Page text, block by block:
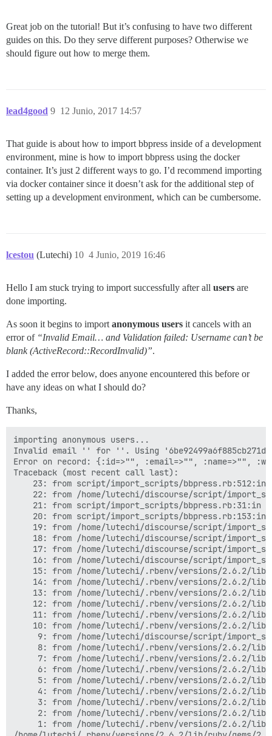
Great job on the tutorial! But it’s confusing to have two different
guides on this. Do they serve different purposes? Otherwise we
should figure out how to merge them.
lead4good 12 Junio, 2017 14:57
9
That guide is about how to import bbpress inside of a development
environment, mine is how to import bbpress using the docker
container. It’s just 2 different ways to go. I’d recommend importing
via docker container since it doesn’t ask for the additional step of
setting up a development environment, which can be cumbersome.
lcestou (Lutechi) 4 Junio, 2019 16:46
10
Hello I am stuck trying to import successfully after all users are
done importing.
As soon it begins to import anonymous users it cancels with an
error of “Invalid Email… and Validation failed: Username can’t be
blank (ActiveRecord::RecordInvalid)”.
I added the error below, does anyone encountered this before or
have any ideas on what I should do?
Thanks,
importing anonymous users...
Invalid email '' for ''. Using
Error on record: {:id=>"", :email=>"", :name=>"",
Traceback (most recent call last):